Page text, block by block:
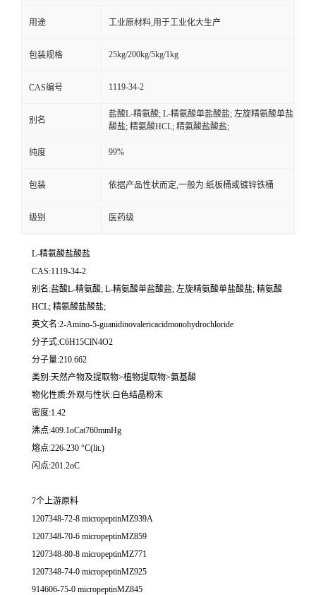
用途 工业原材料,用于工业化大生产
包装规格 25kg/200kg/5kg/1kg
CAS编号 1119-34-2
别名
盐酸L-精氨酸; L-精氨酸单盐酸盐; 左旋精氨酸单盐
酸盐; 精氨酸HCL; 精氨酸盐酸盐;
纯度 99%
包装 依据产品性状而定,一般为:纸板桶或镀锌铁桶
级别 医药级
L-精氨酸盐酸盐
CAS:1119-34-2
别名:盐酸L-精氨酸; L-精氨酸单盐酸盐; 左旋精氨酸单盐酸盐; 精氨酸
HCL; 精氨酸盐酸盐;
英文名:2-Amino-5-guanidinovalericacidmonohydrochloride
分子式:C6H15ClN4O2
分子量:210.662
类别:天然产物及提取物>植物提取物>氨基酸
物化性质:外观与性状:白色结晶粉末
密度:1.42
沸点:409.1oCat760mmHg
熔点:226-230 °C(lit.)
闪点:201.2oC
7个上游原料
1207348-72-8 micropeptinMZ939A
1207348-70-6 micropeptinMZ859
1207348-80-8 micropeptinMZ771
1207348-74-0 micropeptinMZ925
914606-75-0 micropeptinMZ845